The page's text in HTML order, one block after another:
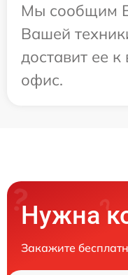
Мы сообщим
Вашей
доставит ее
офис.
Нужна
Закажите